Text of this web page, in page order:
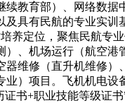
教育部）、网络数
具有民航的专业实
养定位，聚焦民航
）、机场运行（航空
维修（直升机维修
）项目。飞机机电
书+职业技能等级